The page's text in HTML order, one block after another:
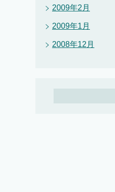
2009年2月
2009年1月
2008年12月